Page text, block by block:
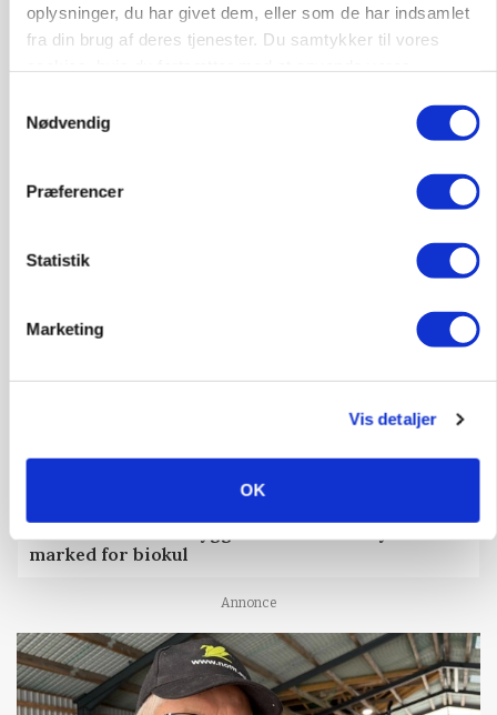
oplysninger, du har givet dem, eller som de har indsamlet
fra din brug af deres tjenester. Du samtykker til vores
Nødvendig
Præferencer
Statistik
Marketing
Vis detaljer
OK
marked for biokul
Annonce